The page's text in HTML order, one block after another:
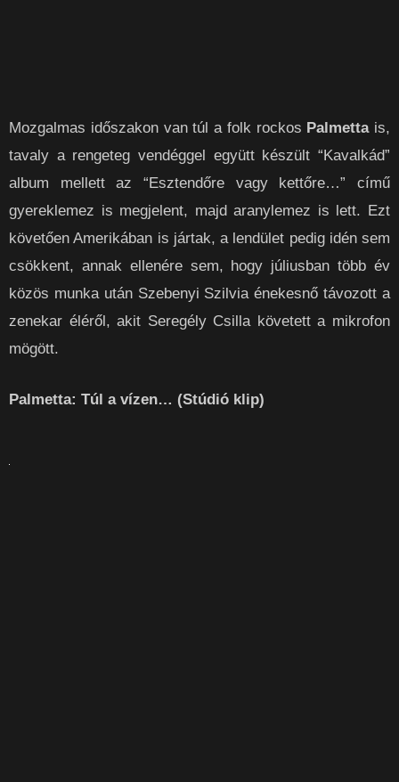
Mozgalmas időszakon van túl a folk rockos Palmettais,
tavaly a rengeteg vendéggel együtt készült “Kavalkád”
album mellett az “Esztendőre vagy kettőre…” című
gyereklemez is megjelent, majd aranylemez is lett. Ezt
követően Amerikában is jártak, a lendület pedig idén sem
csökkent, annak ellenére sem, hogy júliusban több év
közös munka után Szebenyi Szilvia énekesnő távozott a
zenekar éléről, akit Seregély Csilla követett a mikrofon
mögött.
Palmetta: Túl a vízen… (Stúdió klip)